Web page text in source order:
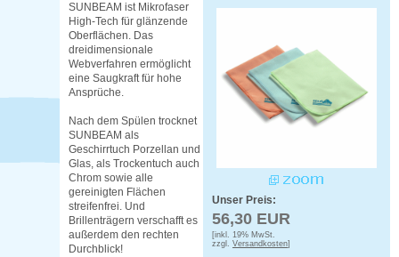
Unser Preis:
56,30 EUR
[inkl. 19% MwSt.
zzgl. Versandkosten]
SUNBEAM ist Mikrofaser
High-Tech für glänzende
Oberflächen. Das
dreidimensionale
Webverfahren ermöglicht
eine Saugkraft für hohe
Ansprüche.
Nach dem Spülen trocknet
SUNBEAM als
Geschirrtuch Porzellan und
Glas, als Trockentuch auch
Chrom sowie alle
gereinigten Flächen
streifenfrei. Und
Brillenträgern verschafft es
außerdem den rechten
Durchblick!